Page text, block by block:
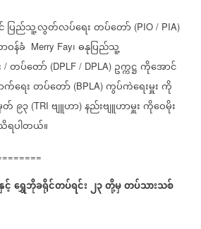
ပြည်သူ့လွတ်လပ်ရေးတပ်တော် (PIO / PIA)
န်ခံ Merry Fay၊ဓနုပြည်သူ့
/ တပ်တော် (DPLF / DPLA) ဥက္ကဋ္ဌကိုအောင်
ရေးတပ်တော် (BPLA) ကွပ်ကဲရေးမှူးကို
တ် ၉၃ (TRI ဗျူဟာ) နည်းဗျူဟာမှူးကိုဝေမိုး
ရပါတယ်။
င့်ရွှေဘိုခရိုင်တပ်ရင်း၂၃တို့မှတပ်သားသစ်